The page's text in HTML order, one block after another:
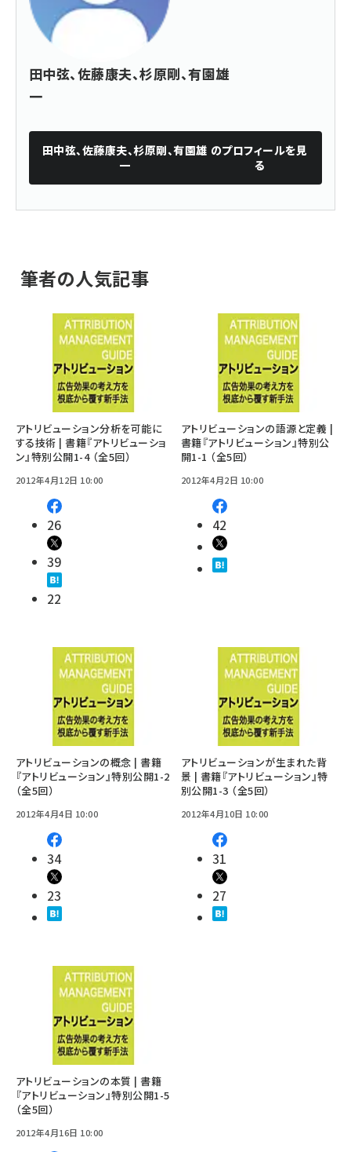
田中弦、佐藤康夫、杉原剛、有園雄
一
田中弦、佐藤康夫、杉原剛、有園雄
一
のプロフィールを見
る
筆者の人気記事
アトリビューション分析を可能に
する技術 | 書籍『アトリビューショ
ン』特別公開1-4 （全5回）
2012年4月12日 10:00
26
39
22
アトリビューションの語源と定義 |
書籍『アトリビューション』特別公
開1-1 （全5回）
2012年4月2日 10:00
42
アトリビューションの概念 | 書籍
『アトリビューション』特別公開1-2
（全5回）
2012年4月4日 10:00
34
23
アトリビューションが生まれた背
景 | 書籍『アトリビューション』特
別公開1-3 （全5回）
2012年4月10日 10:00
31
27
アトリビューションの本質 | 書籍
『アトリビューション』特別公開1-5
（全5回）
2012年4月16日 10:00